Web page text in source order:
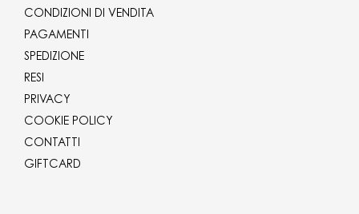
CONDIZIONI DI VENDITA
PAGAMENTI
SPEDIZIONE
RESI
PRIVACY
COOKIE POLICY
CONTATTI
GIFTCARD